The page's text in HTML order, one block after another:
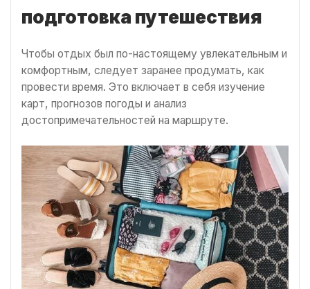
подготовка путешествия
Чтобы отдых был по-настоящему увлекательным и
комфортным, следует заранее продумать, как
провести время. Это включает в себя изучение
карт, прогнозов погоды и анализ
достопримечательностей на маршруте.